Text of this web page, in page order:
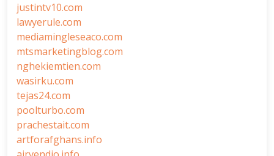
justintv10.com
lawyerule.com
mediamingleseaco.com
mtsmarketingblog.com
nghekiemtien.com
wasirku.com
tejas24.com
poolturbo.com
prachestait.com
artforafghans.info